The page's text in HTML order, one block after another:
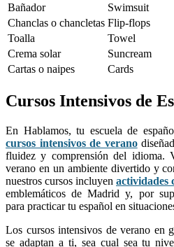
Bañador
Swimsuit
Chanclas o chancletas Flip-flops
Toalla
Towel
Crema solar
Suncream
Cartas o naipes
Cards
Cursos Intensivos de
En Hablamos, tu escuela de
cursos intensivos de verano
fluidez y comprensión del idioma.
verano en un ambiente divertido y
nuestros cursos incluyen actividades
emblemáticos de Madrid y, por
para practicar tu español en
Los cursos intensivos de verano en
se adaptan a ti, sea cual sea tu